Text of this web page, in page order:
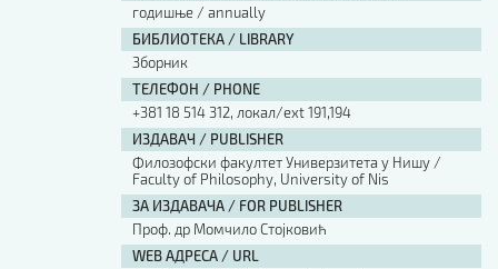
АУТОР / AUTHOR
годишње / annually
БИБЛИОТЕКА / LIBRARY
Зборник
ТЕЛЕФОН / PHONE
+381 18 514 312, локал/ext 191,194
ИЗДАВАЧ / PUBLISHER
Филозофски факултет Универзитета у Нишу /
Faculty of Philosophy, University of Nis
ЗА ИЗДАВАЧА / FOR PUBLISHER
Проф. др Момчило Стојковић
WEB АДРЕСА / URL